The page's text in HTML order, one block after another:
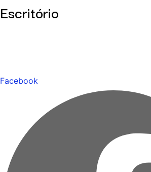
Escritório
Facebook